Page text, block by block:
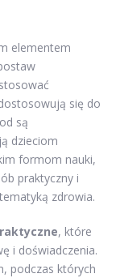
elementem
się do
są
dzieciom
formom nauki,
praktyczny i
zdrowia.
, które
i doświadczenia.
podczas których